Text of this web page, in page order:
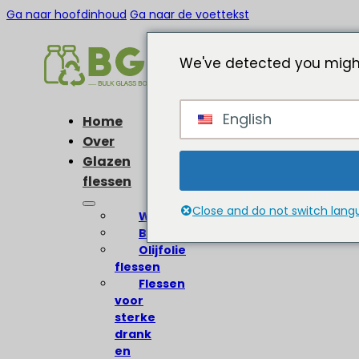
Ga naar hoofdinhoud Ga naar de voettekst
Home
Over
Glazen
flessen
Wijnflessen
Bierflessen
Olijfolie
flessen
Flessen
voor
sterke
drank
en
We've detected you
English
Close and do not switch